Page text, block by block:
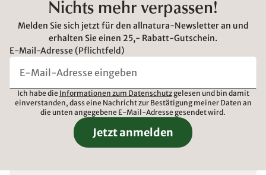
Nichts mehr verpassen!
Melden Sie sich jetzt für den allnatura-Newsletter an und
erhalten Sie einen 25,- Rabatt-Gutschein.
E-Mail-Adresse (Pflichtfeld)
Ich habe die Informationen zum Datenschutzgelesen und bin damit
einverstanden, dass eine Nachricht zur Bestätigung meiner Daten an
die unten angegebene E-Mail-Adresse gesendet wird.
Jetzt anmelden